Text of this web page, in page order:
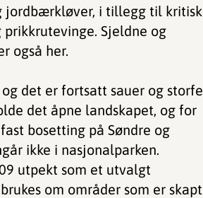
jordbærkløver, i tillegg til kritisk
Sjeldne og
også her.
det er fortsatt sauer og storfe
det åpne landskapet, og for
bosetting på Søndre og
ikke i nasjonalparken.
utpekt som et utvalgt
om områder som er skapt